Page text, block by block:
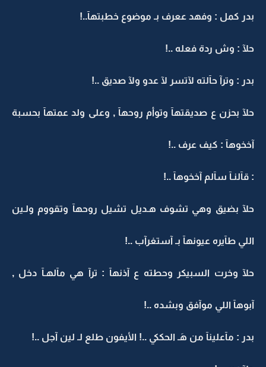
بدر كمل : وفهد ععرف بـ موضوع خطبتهآ..!
حلآ : وش ردة فعله ..!
بدر : وترآ حآلته لآتسر لآ عدو ولآ صديق ..!
حلآ بحزن ع صديقتهآ وتوأم روحهآ , وعلى ولد عمتهآ بحسبة
آخخوهآ : كيف عرف ..!
: قآلنـآ سآلم آخخوهآ ..!
حلآ بضيق وهي تشوف هـديل تشيل روحهآ وتقووم ولـين
اللي طآيره عيونهآ بـ آستغرآب ..!
حلآ وخرت السبيكر وحطته ع آذنهآ : ترآ هي مآلهـآ دخل ,
آبوهآ اللي موآفق وبشده ..!
بدر : مآعلينآ من هَـ الحككي ..! الأيفون طلع لـ لين آجل ..!